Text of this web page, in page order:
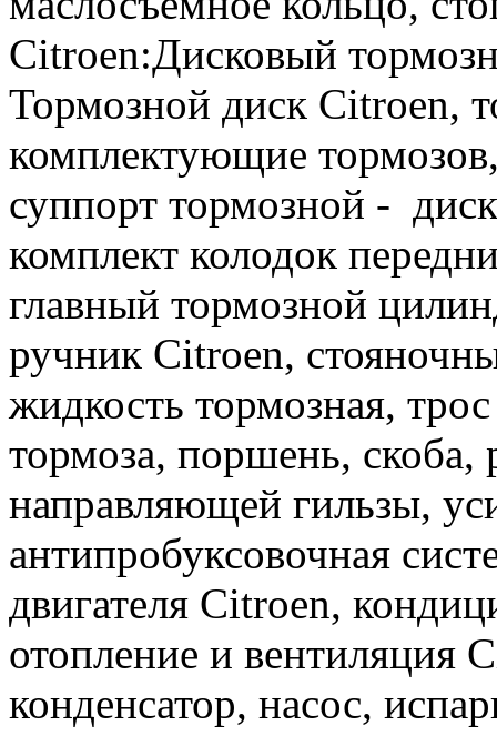
Citroen:Дисковый
Тормозной диск Citroen,
комплектующие
суппорт тормозной -
комплект колодок
главный тормозной
ручник Citroen,
жидкость тормозная,
тормоза, поршень,
направляющей гильзы,
антипробуксовочная
двигателя Citroen,
отопление и вентиляция
конденсатор, насос,